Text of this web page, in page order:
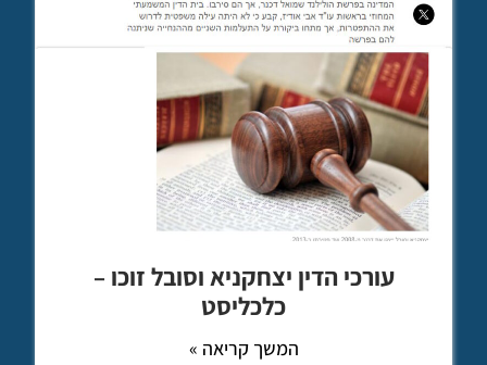
עורכי הדין יצחקניא וסובל זוכו –
כלכליסט
המשך קריאה »